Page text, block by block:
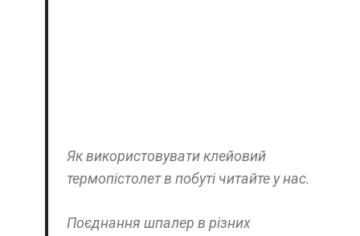
Як використовувати клейовий
термопістолет в побуті читайте у нас.
Поєднання шпалер в різних